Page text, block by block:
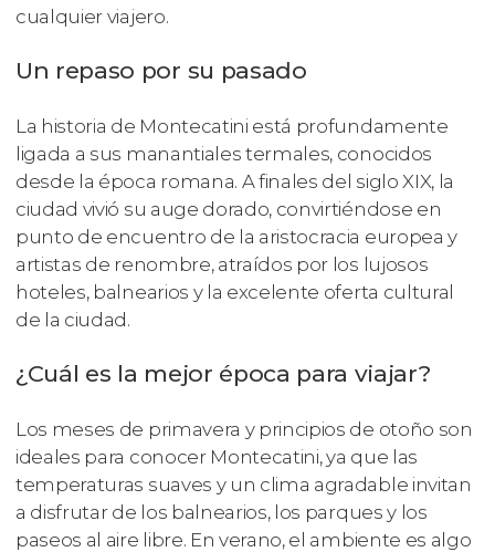
cualquier viajero.
Un repaso por su pasado
La historia de Montecatini está profundamente
ligada a sus manantiales termales, conocidos
desde la época romana. A finales del siglo XIX, la
ciudad vivió su auge dorado, convirtiéndose en
punto de encuentro de la aristocracia europea y
artistas de renombre, atraídos por los lujosos
hoteles, balnearios y la excelente oferta cultural
de la ciudad.
¿Cuál es la mejor época para viajar?
Los meses de primavera y principios de otoño son
ideales para conocer Montecatini, ya que las
temperaturas suaves y un clima agradable invitan
a disfrutar de los balnearios, los parques y los
paseos al aire libre. En verano, el ambiente es algo